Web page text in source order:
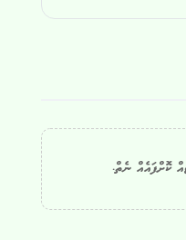
ކޮށްފައެއް ނެތް.